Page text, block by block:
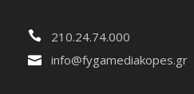
210.24.74.000
info@fygamediakopes.gr